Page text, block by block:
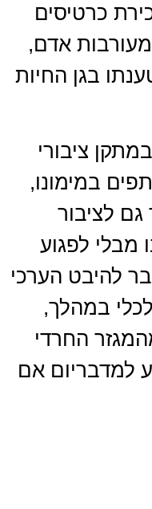
כרטיסים
אדם,
בגן החיות
ציבורי
במימונו,
לציבור
מבלי לפגוע
להיבט הערכי
במהלך,
החרדי
למדבריום אם